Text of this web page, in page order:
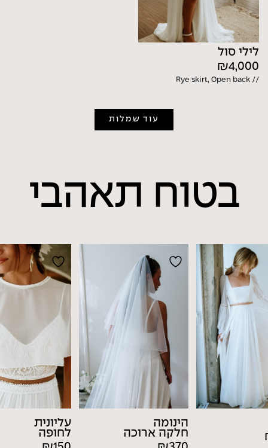
לילי סול
₪4,000
// Rye skirt, Open back
עוד שמלות
בטוח תאהבי
הינומה
חלקה ארוכה
עליונית
לחופה